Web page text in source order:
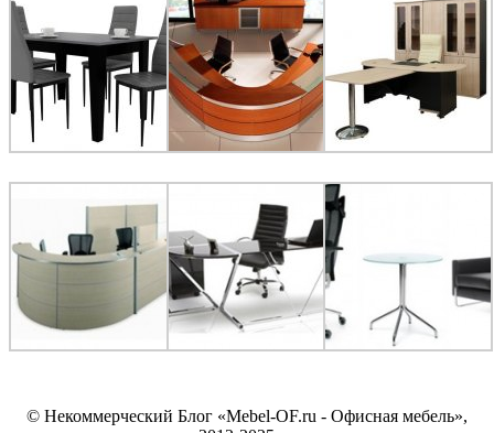
© Некоммерческий Блог «Mebel-OF.ru - Офисная мебель»,